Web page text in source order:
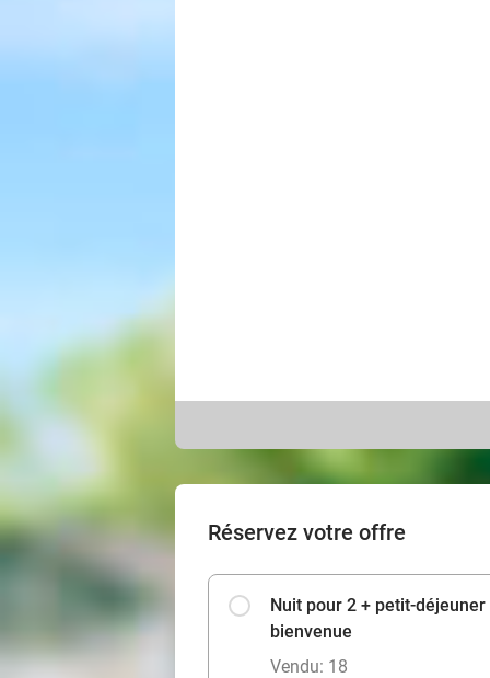
Réservez votre offre
Nuit pour 2 + petit-déjeuner
bienvenue
Vendu: 18